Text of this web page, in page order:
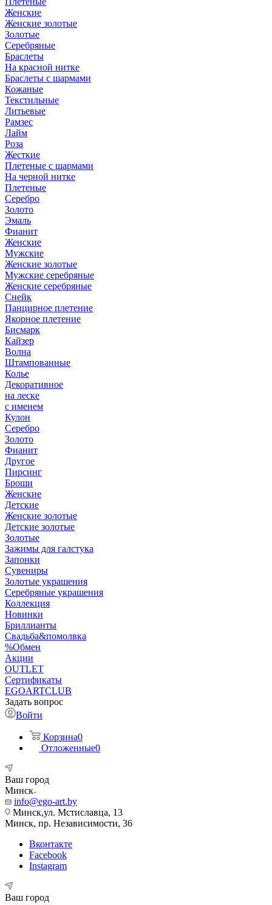
Женские
Женские золотые
Золотые
Серебряные
Браслеты
На красной нитке
Браслеты с шармами
Кожаные
Текстильные
Литьевые
Рамзес
Лайм
Роза
Жесткие
Плетеные с шармами
На черной нитке
Плетеные
Серебро
Золото
Эмаль
Фианит
Женские
Мужские
Женские золотые
Мужские серебряные
Женские серебряные
Снейк
Панцирное плетение
Якорное плетение
Бисмарк
Кайзер
Волна
Штампованные
Колье
Декоративное
на леске
с именем
Кулон
Серебро
Золото
Фианит
Другое
Пирсинг
Броши
Женские
Детские
Женские золотые
Детские золотые
Золотые
Зажимы для галстука
Запонки
Сувениры
Золотые украшения
Серебряные украшения
Коллекция
Новинки
Бриллианты
Свадьба&помолвка
%Обмен
Акции
OUTLET
Сертификаты
EGOARTCLUB
Задать вопрос
Войти
Корзина0
Отложенные0
Ваш город
Минск
info@ego-art.by
Минск,ул. Мстиславца, 13
Минск, пр. Независимости, 36
Вконтакте
Facebook
Instagram
Ваш город